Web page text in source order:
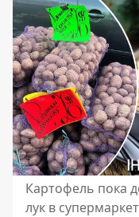
Картофель пока
лук в